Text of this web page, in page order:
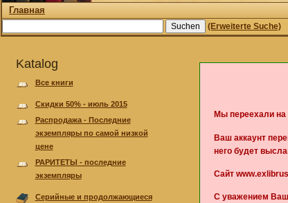
Главная
(Erweiterte Suche)
Katalog
Все книги
Скидки 50% - июль 2015
Pаспродажа - Последние
экземпляры по самой низкой
цене
РАРИТЕТЫ - последние
экземпляры
Серийные и продолжающиеся
Мы переехали на
Ваш аккаунт
него будет
Сайт
С уважением